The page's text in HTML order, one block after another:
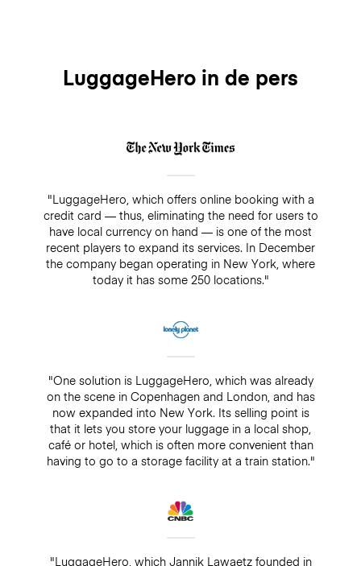
LuggageHero in de pers
"LuggageHero, which offers online booking with a
credit card — thus, eliminating the need for users to
have local currency on hand — is one of the most
recent players to expand its services. In December
the company began operating in New York, where
today it has some 250 locations."
"One solution is LuggageHero, which was already
on the scene in Copenhagen and London, and has
now expanded into New York. Its selling point is
that it lets you store your luggage in a local shop,
café or hotel, which is often more convenient than
having to go to a storage facility at a train station."
"LuggageHero, which Jannik Lawaetz founded in